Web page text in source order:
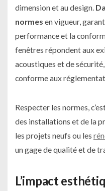
dimension et au design.
normes en vigueur,
performance et la
fenêtres répondent aux
acoustiques et de
conforme aux
Respecter les normes,
des installations et de la
les projets neufs ou les
un gage de qualité et de
L’impact